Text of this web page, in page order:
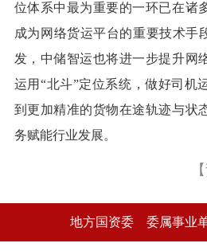
位体系中最为重要的一环已在诸
成为网络货运平台的重要技术手
发，中储智运也将进一步提升网
运用“北斗”定位系统，做好司机
到更加精准的货物在途轨迹与状
务赋能行业发展。
地方国资委 委属事业